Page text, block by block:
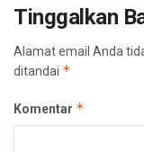
Tinggalkan
Alamat email Anda
ditandai *
Komentar *